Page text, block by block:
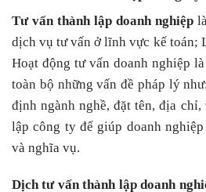
Tư vấn thành lập doanh nghiệp
dịch vụ tư vấn ở lĩnh vực kế toán;
Hoạt động tư vấn doanh nghiệp
toàn bộ những vấn đề pháp lý
định ngành nghề, đặt tên, địa
lập công ty để giúp doanh
và nghĩa vụ.
Dịch tư vấn thành lập doanh